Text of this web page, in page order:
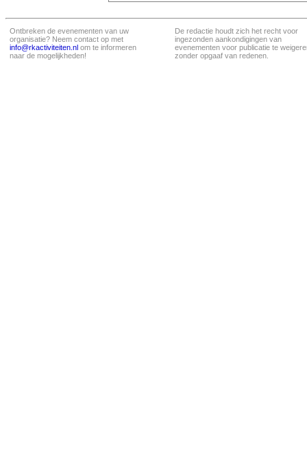
Ontbreken de evenementen van uw
organisatie? Neem contact op met
info@rkactiviteiten.nl om te informeren
naar de mogelijkheden!
De redactie houdt zich het recht voor
ingezonden aankondigingen van
evenementen voor publicatie te
zonder opgaaf van redenen.